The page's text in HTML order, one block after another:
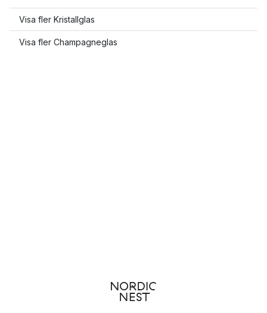
Visa fler Kristallglas
Visa fler Champagneglas